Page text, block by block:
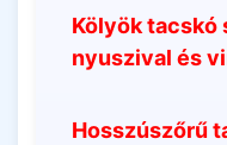
Kölyök tacskó
nyuszival és
Hosszúszőrű